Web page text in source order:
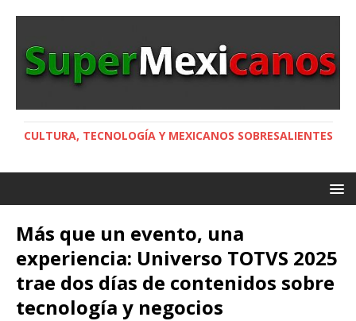
CULTURA, TECNOLOGÍA Y MEXICANOS SOBRESALIENTES
Más que un evento, una
experiencia: Universo TOTVS 2025
trae dos días de contenidos sobre
tecnología y negocios